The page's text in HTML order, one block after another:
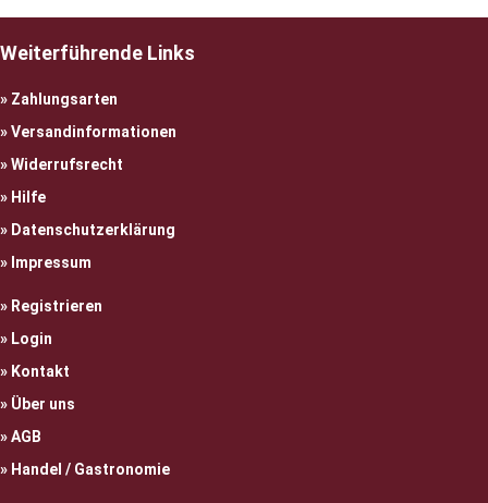
Weiterführende Links
Zahlungsarten
Versandinformationen
Widerrufsrecht
Hilfe
Datenschutzerklärung
Impressum
Registrieren
Login
Kontakt
Über uns
AGB
Handel / Gastronomie